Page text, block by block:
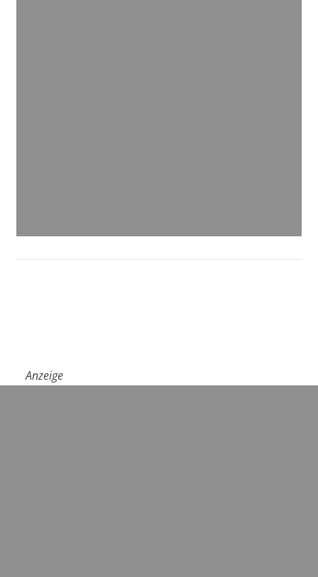
Anzeige